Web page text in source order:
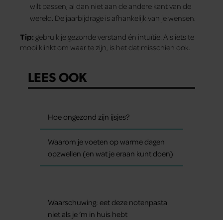
wilt passen, al dan niet aan de andere kant van de
wereld. De jaarbijdrage is afhankelijk van je wensen.
Tip: gebruik je gezonde verstand én intuïtie. Als iets te
mooi klinkt om waar te zijn, is het dat misschien ook.
LEES OOK
Hoe ongezond zijn ijsjes?
Waarom je voeten op warme dagen
opzwellen (en wat je eraan kunt doen)
Waarschuwing: eet deze notenpasta
niet als je ‘m in huis hebt